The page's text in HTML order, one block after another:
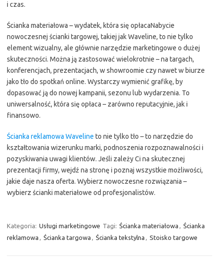
i czas.
Ścianka materiałowa – wydatek, która się opłacaNabycie
nowoczesnej ścianki targowej, takiej jak Waveline, to nie tylko
element wizualny, ale głównie narzędzie marketingowe o dużej
skuteczności. Można ją zastosować wielokrotnie – na targach,
konferencjach, prezentacjach, w showroomie czy nawet w biurze
jako tło do spotkań online. Wystarczy wymienić grafikę, by
dopasować ją do nowej kampanii, sezonu lub wydarzenia. To
uniwersalność, która się opłaca – zarówno reputacyjnie, jak i
finansowo.
Ścianka reklamowa Waveline to nie tylko tło – to narzędzie do
kształtowania wizerunku marki, podnoszenia rozpoznawalności i
pozyskiwania uwagi klientów. Jeśli zależy Ci na skutecznej
prezentacji firmy, wejdź na stronę i poznaj wszystkie możliwości,
jakie daje nasza oferta. Wybierz nowoczesne rozwiązania –
wybierz ścianki materiałowe od profesjonalistów.
Kategoria: Usługi marketingowe Tagi: Ścianka materiałowa , Ścianka
reklamowa , Ścianka targowa , Ścianka tekstylna , Stoisko targowe